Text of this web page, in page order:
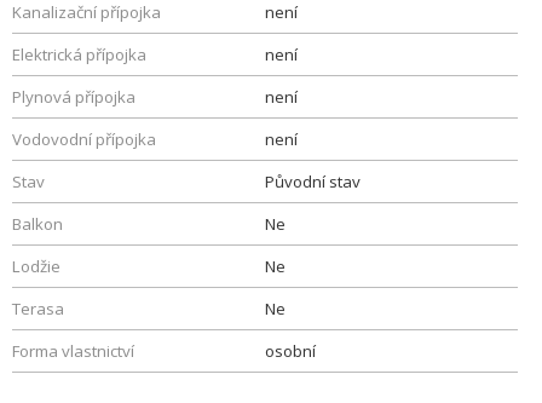
Kanalizační přípojka
není
Elektrická přípojka
není
Plynová přípojka
není
Vodovodní přípojka
není
Stav
Původní stav
Balkon
Ne
Lodžie
Ne
Terasa
Ne
Forma vlastnictví
osobní